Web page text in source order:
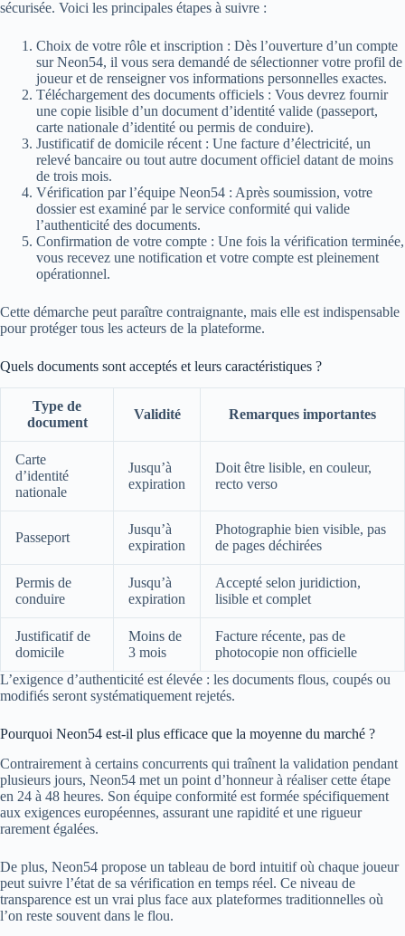
sécurisée. Voici les principales étapes à suivre :
Choix de votre rôle et inscription : Dès l’ouverture d’un compte
sur Neon54, il vous sera demandé de sélectionner votre profil de
joueur et de renseigner vos informations personnelles exactes.
Téléchargement des documents officiels : Vous devrez fournir
une copie lisible d’un document d’identité valide (passeport,
carte nationale d’identité ou permis de conduire).
Justificatif de domicile récent : Une facture d’électricité, un
relevé bancaire ou tout autre document officiel datant de moins
de trois mois.
Vérification par l’équipe Neon54 : Après soumission, votre
dossier est examiné par le service conformité qui valide
l’authenticité des documents.
Confirmation de votre compte : Une fois la vérification terminée,
vous recevez une notification et votre compte est pleinement
opérationnel.
Cette démarche peut paraître contraignante, mais elle est indispensable
pour protéger tous les acteurs de la plateforme.
Quels documents sont acceptés et leurs caractéristiques ?
Type de
document
Validité Remarques importantes
Carte
d’identité
nationale
Jusqu’à
expiration
Doit être lisible, en couleur,
recto verso
Passeport
Jusqu’à
expiration
Photographie bien visible, pas
de pages déchirées
Permis de
conduire
Jusqu’à
expiration
Accepté selon juridiction,
lisible et complet
Justificatif de
domicile
Moins de
3 mois
Facture récente, pas de
photocopie non officielle
L’exigence d’authenticité est élevée : les documents flous, coupés ou
modifiés seront systématiquement rejetés.
Pourquoi Neon54 est-il plus efficace que la moyenne du marché ?
Contrairement à certains concurrents qui traînent la validation pendant
plusieurs jours, Neon54 met un point d’honneur à réaliser cette étape
en 24 à 48 heures. Son équipe conformité est formée spécifiquement
aux exigences européennes, assurant une rapidité et une rigueur
rarement égalées.
De plus, Neon54 propose un tableau de bord intuitif où chaque joueur
peut suivre l’état de sa vérification en temps réel. Ce niveau de
transparence est un vrai plus face aux plateformes traditionnelles où
l’on reste souvent dans le flou.